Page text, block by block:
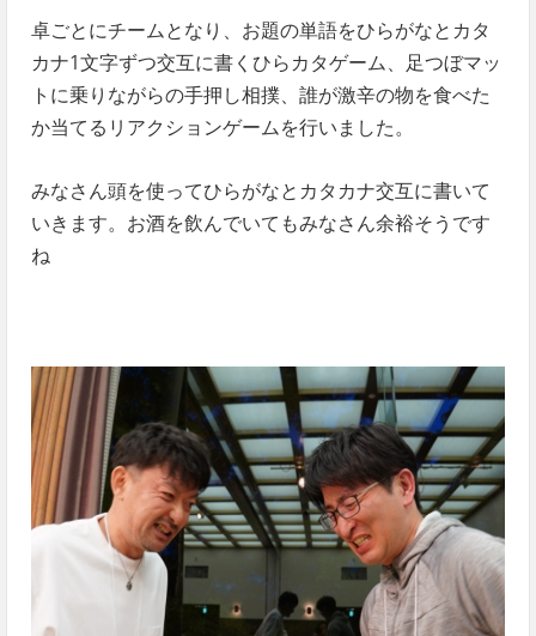
卓ごとにチームとなり、お題の単語をひらがなとカタ
カナ1文字ずつ交互に書くひらカタゲーム、足つぼマッ
トに乗りながらの手押し相撲、誰が激辛の物を食べた
か当てるリアクションゲームを行いました。
みなさん頭を使ってひらがなとカタカナ交互に書いて
いきます。お酒を飲んでいてもみなさん余裕そうです
ね